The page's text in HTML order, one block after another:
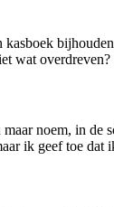
wat
noem, in
ik geef toe dat